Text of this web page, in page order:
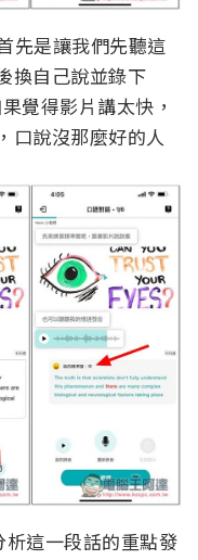
先是讓我們先聽這
換自己說並錄下
覺得影片講太快，
口說沒那麼好的人
這一段話的重點發